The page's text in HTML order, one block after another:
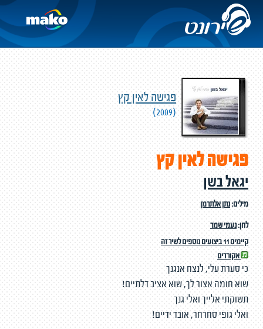
פגישה לאין קץ
(2009)
פגישה לאין קץ
יגאל בשן
מילים:נתן אלתרמן
לחן:נעמי שמר
קיימים 11 ביצועים נוספים לשיר זה
אקורדים
כי סערת עלי, לנצח אנגנך
שוא חומה אצור לך, שוא אציב דלתיים!
תשוקתי אלייך ואלי גנך
ואלי גופי סחרחר, אובד ידיים!